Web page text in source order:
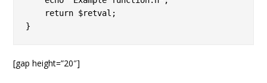
[gap height=”20″]